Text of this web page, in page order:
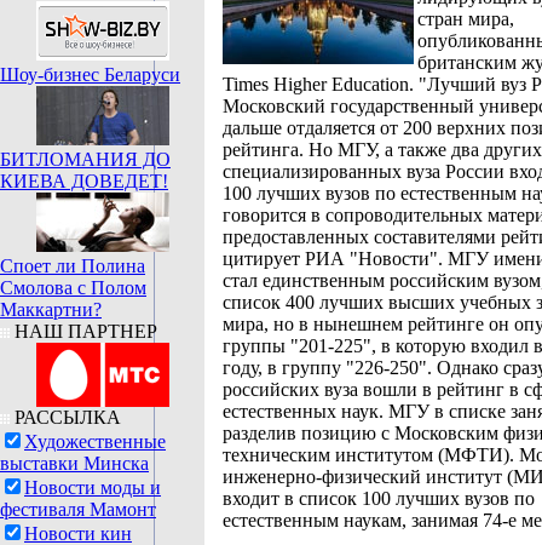
Шоу-бизнес Беларуси
БИТЛОМАНИЯ ДО
КИЕВА ДОВЕДЕТ!
Споет ли Полина
Смолова с Полом
Маккартни?
НАШ ПАРТНЕР
РАССЫЛКА
Художественные
выставки Минска
Новости моды и
фестиваля Мамонт
Новости кин
стран мира,
британским
Times Higher Education. "Лучший вуз
Московский государственный
дальше отдаляется от 200 верхних
рейтинга. Но МГУ, а также два других
специализированных вуза России
100 лучших вузов по естественным
говорится в сопроводительных
предоставленных составителями
цитирует РИА "Новости". МГУ
стал единственным российским
список 400 лучших высших учебных
мира, но в нынешнем рейтинге он
группы "201-225", в которую входил
году, в группу "226-250". Однако
российских вуза вошли в рейтинг в
естественных наук. МГУ в списке
разделив позицию с Московским
техническим институтом (МФТИ).
инженерно-физический институт
входит в список 100 лучших вузов по
естественным наукам, занимая 74-е